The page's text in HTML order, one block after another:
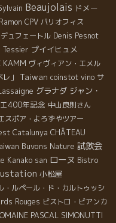
Beaujolais ドメー
Ramon CPV パリオフィス
ュフェートル Denis Pesnot
Tessier プイイヒュメ
KAMM ヴィヴィアン・エメル
」 Taiwan coinstot vino サ
グラナダ ジャン・
400年記念 中山良則さん
スポア・よろずやツアー
Catalunya CHÂTEAU
Buvons Nature 試飲会
Kanako san ローヌ Bistro
小松屋
・ルペール・ド・カルトゥッシ
Rouges ビストロ・ビアンカ
PASCAL SIMONUTTI